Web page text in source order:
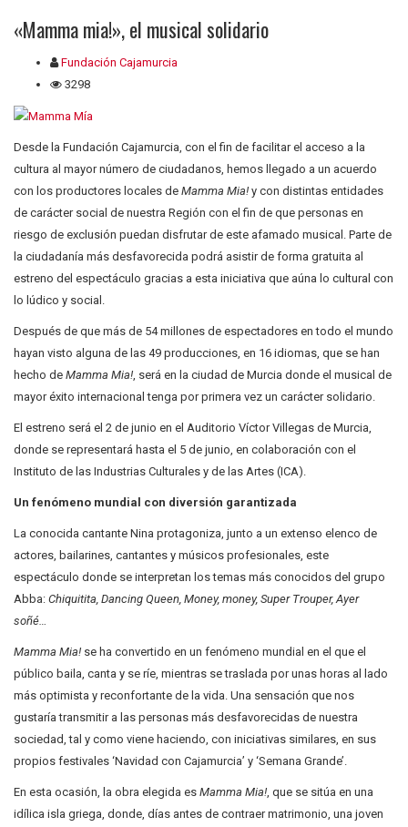
«Mamma mia!», el musical solidario
Fundación Cajamurcia
3298
Desde la Fundación Cajamurcia, con el fin de facilitar el acceso a la
cultura al mayor número de ciudadanos, hemos llegado a un acuerdo
con los productores locales de Mamma Mia! y con distintas entidades
de carácter social de nuestra Región con el fin de que personas en
riesgo de exclusión puedan disfrutar de este afamado musical. Parte de
la ciudadanía más desfavorecida podrá asistir de forma gratuita al
estreno del espectáculo gracias a esta iniciativa que aúna lo cultural con
lo lúdico y social.
Después de que más de 54 millones de espectadores en todo el mundo
hayan visto alguna de las 49 producciones, en 16 idiomas, que se han
hecho de Mamma Mia! , será en la ciudad de Murcia donde el musical de
mayor éxito internacional tenga por primera vez un carácter solidario.
El estreno será el 2 de junio en el Auditorio Víctor Villegas de Murcia,
donde se representará hasta el 5 de junio, en colaboración con el
Instituto de las Industrias Culturales y de las Artes (ICA).
Un fenómeno mundial con diversión garantizada
La conocida cantante Nina protagoniza, junto a un extenso elenco de
actores, bailarines, cantantes y músicos profesionales, este
espectáculo donde se interpretan los temas más conocidos del grupo
Abba: Chiquitita, Dancing Queen, Money, money, Super Trouper, Ayer
soñé…
Mamma Mia! se ha convertido en un fenómeno mundial en el que el
público baila, canta y se ríe, mientras se traslada por unas horas al lado
más optimista y reconfortante de la vida. Una sensación que nos
gustaría transmitir a las personas más desfavorecidas de nuestra
sociedad, tal y como viene haciendo, con iniciativas similares, en sus
propios festivales ‘Navidad con Cajamurcia’ y ‘Semana Grande’.
En esta ocasión, la obra elegida es Mamma Mia! , que se sitúa en una
idílica isla griega, donde, días antes de contraer matrimonio, una joven